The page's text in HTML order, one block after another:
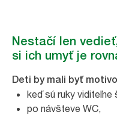
Nestačí len
si ich umyť je
Deti by mali byť
keď sú ruky viditeľne
po návšteve WC,